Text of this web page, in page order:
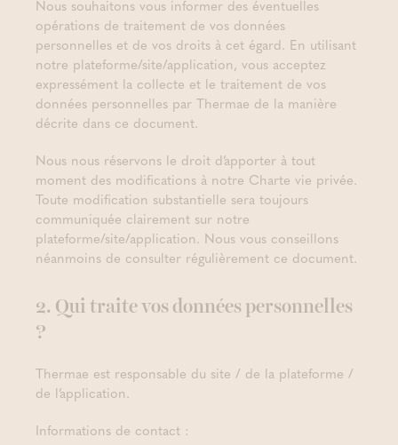
Nous souhaitons vous informer des éventuelles
opérations de traitement de vos données
personnelles et de vos droits à cet égard. En utilisant
notre plateforme/site/application, vous acceptez
expressément la collecte et le traitement de vos
données personnelles par Thermae de la manière
décrite dans ce document.
Nous nous réservons le droit d’apporter à tout
moment des modifications à notre Charte vie privée.
Toute modification substantielle sera toujours
communiquée clairement sur notre
plateforme/site/application. Nous vous conseillons
néanmoins de consulter régulièrement ce document.
2. Qui traite vos données personnelles
?
Thermae est responsable du site / de la plateforme /
de l’application.
Informations de contact :